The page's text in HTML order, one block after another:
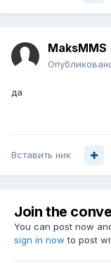
MaksMMS
да
Вставить ник
Join the
You can post now
sign in now to post